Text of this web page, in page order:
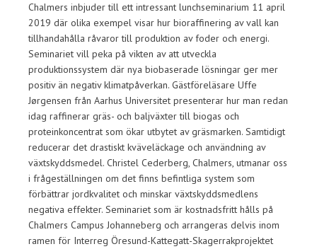
Chalmers inbjuder till ett intressant lunchseminarium 11 april
2019 där olika exempel visar hur bioraffinering av vall kan
tillhandahålla råvaror till produktion av foder och energi.
Seminariet vill peka på vikten av att utveckla
produktionssystem där nya biobaserade lösningar ger mer
positiv än negativ klimatpåverkan. Gästföreläsare Uffe
Jørgensen från Aarhus Universitet presenterar hur man redan
idag raffinerar gräs- och baljväxter till biogas och
proteinkoncentrat som ökar utbytet av gräsmarken. Samtidigt
reducerar det drastiskt kväveläckage och användning av
växtskyddsmedel. Christel Cederberg, Chalmers, utmanar oss
i frågeställningen om det finns befintliga system som
förbättrar jordkvalitet och minskar växtskyddsmedlens
negativa effekter. Seminariet som är kostnadsfritt hålls på
Chalmers Campus Johanneberg och arrangeras delvis inom
ramen för Interreg Öresund-Kattegatt-Skagerrakprojektet